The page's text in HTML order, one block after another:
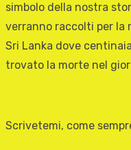
simbolo della nostra
verranno raccolti per la
Sri Lanka dove
trovato la morte nel
Scrivetemi, come